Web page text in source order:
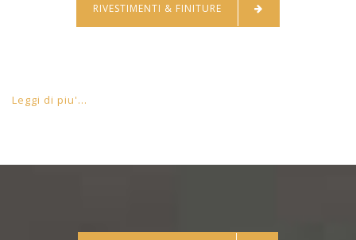
RIVESTIMENTI & FINITURE
Leggi di piu'...